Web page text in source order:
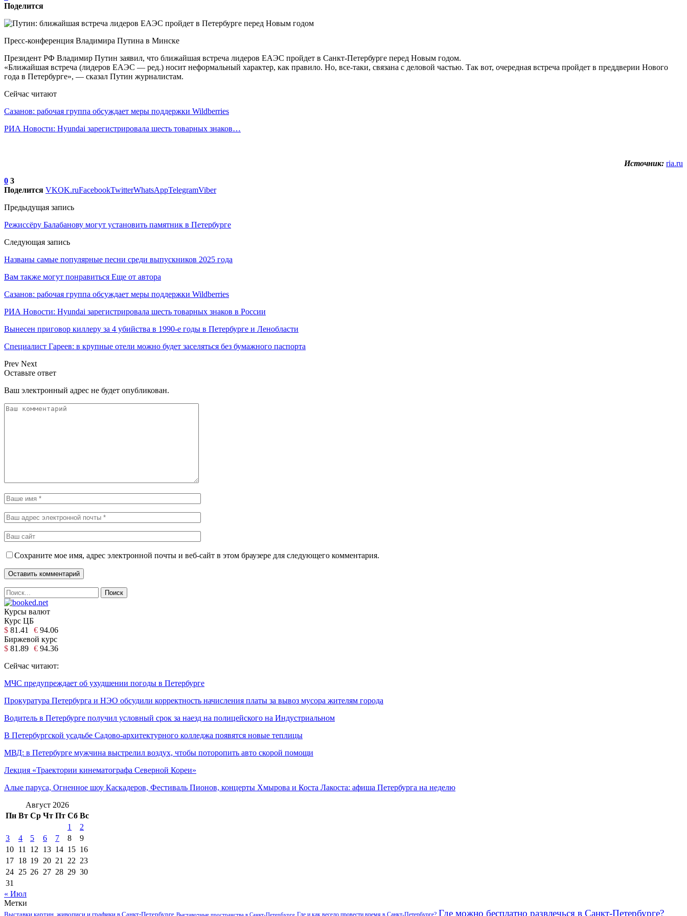
Поделится
Пресс-конференция Владимира Путина в Минске
Президент РФ Владимир Путин заявил, что ближайшая встреча лидеров ЕАЭС пройдет в Санкт-Петербурге перед Новым годом.
«Ближайшая встреча (лидеров ЕАЭС — ред.) носит неформальный характер, как правило. Но, все-таки, связана с деловой частью. Так вот, очередная встреча пройдет в преддверии Нового
года в Петербурге», — сказал Путин журналистам.
Сейчас читают
Сазанов: рабочая группа обсуждает меры поддержки Wildberries
РИА Новости: Hyundai зарегистрировала шесть товарных знаков…
Источник: ria.ru
0 3
Поделится VKOK.ruFacebookTwitterWhatsAppTelegramViber
Предыдущая запись
Режиссёру Балабанову могут установить памятник в Петербурге
Следующая запись
Названы самые популярные песни среди выпускников 2025 года
Вам также могут понравиться Еще от автора
Сазанов: рабочая группа обсуждает меры поддержки Wildberries
РИА Новости: Hyundai зарегистрировала шесть товарных знаков в России
Вынесен приговор киллеру за 4 убийства в 1990-е годы в Петербурге и Ленобласти
Специалист Гареев: в крупные отели можно будет заселяться без бумажного паспорта
Prev Next
Оставьте ответ
Ваш электронный адрес не будет опубликован.
Сохраните мое имя, адрес электронной почты и веб-сайт в этом браузере для следующего комментария.
Курсы валют
Курс ЦБ
$ 81.41 € 94.06
Биржевой курс
$ 81.89 € 94.36
Сейчас читают:
МЧС предупреждает об ухудшении погоды в Петербурге
Прокуратура Петербурга и НЭО обсудили корректность начисления платы за вывоз мусора жителям города
Водитель в Петербурге получил условный срок за наезд на полицейского на Индустриальном
В Петербургской усадьбе Садово-архитектурного колледжа появятся новые теплицы
МВД: в Петербурге мужчина выстрелил воздух, чтобы поторопить авто скорой помощи
Лекция «Траектории кинематографа Северной Кореи»
Алые паруса, Огненное шоу Каскадеров, Фестиваль Пионов, концерты Хмырова и Коста Лакоста: афиша Петербурга на неделю
Август 2026
Пн Вт Ср Чт Пт Сб Вс
1
2
3
4 5 6 7 8
9
10 11 12 13 14 15 16
17 18 19 20 21 22 23
24 25 26 27 28 29 30
31
« Июл
Метки
Выставки картин, живописи и графики в Санкт-Петербурге Выставочные пространства в Санкт-Петербурге Где и как весело провести время в Санкт-Петербурге? Где можно бесплатно развлечься в Санкт-Петербурге?